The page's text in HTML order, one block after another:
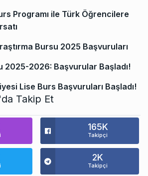
Programı ile Türk Öğrencilere
Bursu 2025 Başvuruları
2025-2026: Başvurular Başladı!
Lise Burs Başvuruları Başladı!
Takip Et
165K
Takipçi
2K
Takipçi